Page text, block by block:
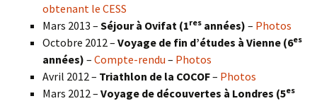
obtenant le CESS
Mars 2013 – Séjour à Ovifat (1res années) – Photos
Octobre 2012 – Voyage de fin d’études à Vienne (6es
années) – Compte-rendu – Photos
Avril 2012 – Triathlon de la COCOF– Photos
Mars 2012 – Voyage de découvertes à Londres (5es